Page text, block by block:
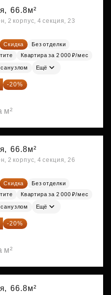
66.8м²
2 корпус, 4 секция, 23
Скидка
Без отделки
Квартира за 2 000 ₽/мес
Ещё
-20%
м²
66.8м²
2 корпус, 4 секция, 26
Скидка
Без отделки
Квартира за 2 000 ₽/мес
Ещё
-20%
м²
66.8м²